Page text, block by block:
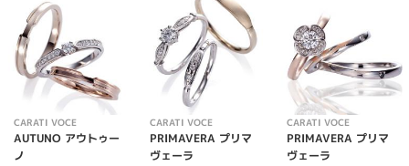
CARATI VOCE
AUTUNO アウトゥー
ノ
CARATI VOCE
PRIMAVERA プリマ
ヴェーラ
CARATI VOCE
PRIMAVERA プリマ
ヴェーラ